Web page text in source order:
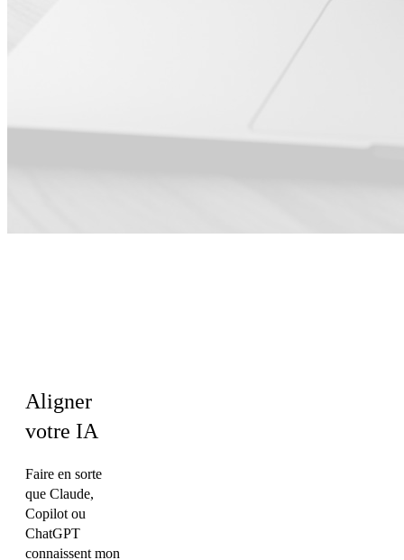
Aligner
votre IA
Faire en sorte
que Claude,
Copilot ou
ChatGPT
connaissent mon